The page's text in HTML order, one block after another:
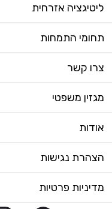
ליטיגציה אזרחית
תחומי התמחות
צרו קשר
מגזין משפטי
אודות
הצהרת נגישות
מדיניות פרטיות